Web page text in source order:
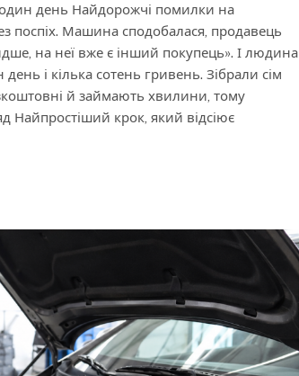
день Найдорожчі помилки на
поспіх. Машина сподобалася, продавець
на неї вже є інший покупець». І людина
і кілька сотень гривень. Зібрали сім
й займають хвилини, тому
Найпростіший крок, який відсіює